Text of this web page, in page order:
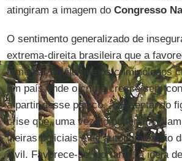
atingiram a imagem do Congresso
O sentimento generalizado de
extrema-direita brasileira que a
fomentar aquilo que os criminólogos
um país onde o crime cresce sem
a partir desse pânico, apresentando
crise que, uma vez no poder,
fileiras policiais e de autonomização
civil. Favorece-se, portanto, a ideia